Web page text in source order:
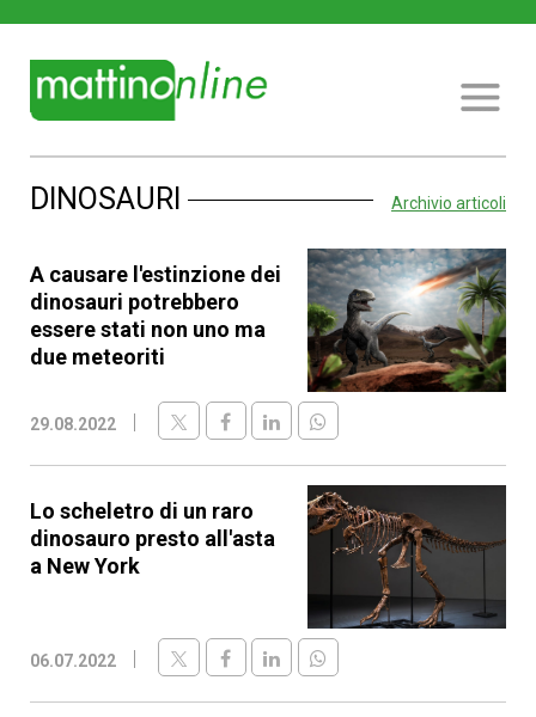
DINOSAURI Archivio articoli
A causare l'estinzione dei
dinosauri potrebbero
essere stati non uno ma
due meteoriti
29.08.2022
Lo scheletro di un raro
dinosauro presto all'asta
a New York
06.07.2022